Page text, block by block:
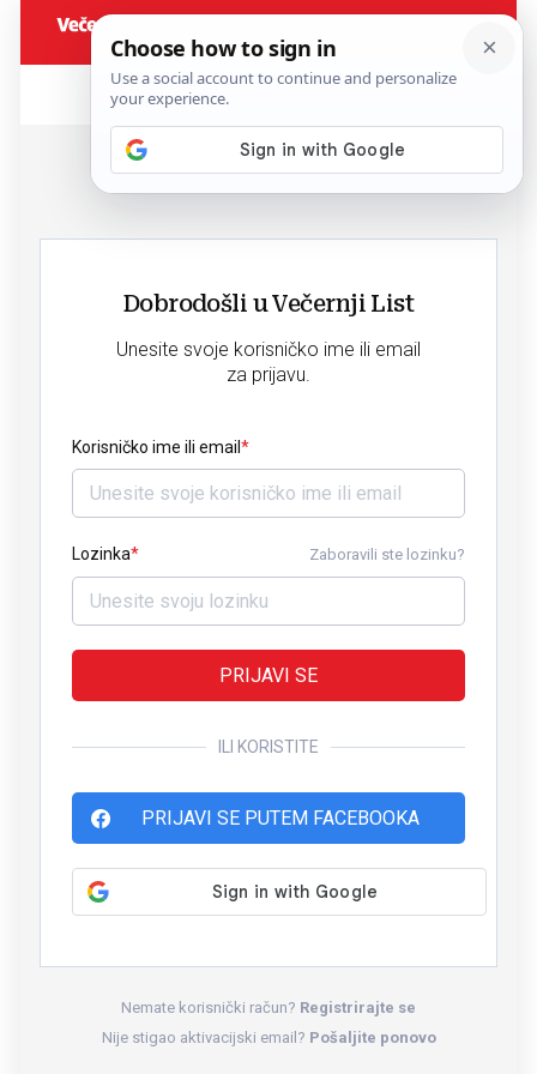
Dobrodošli u Večernji List
Unesite svoje korisničko ime ili email
za prijavu.
Korisničko ime ili email
Lozinka Zaboravili ste lozinku?
PRIJAVI SE
ILI KORISTITE
PRIJAVI SE PUTEM FACEBOOKA
Nemate korisnički račun? Registrirajte se
Nije stigao aktivacijski email? Pošaljite ponovo